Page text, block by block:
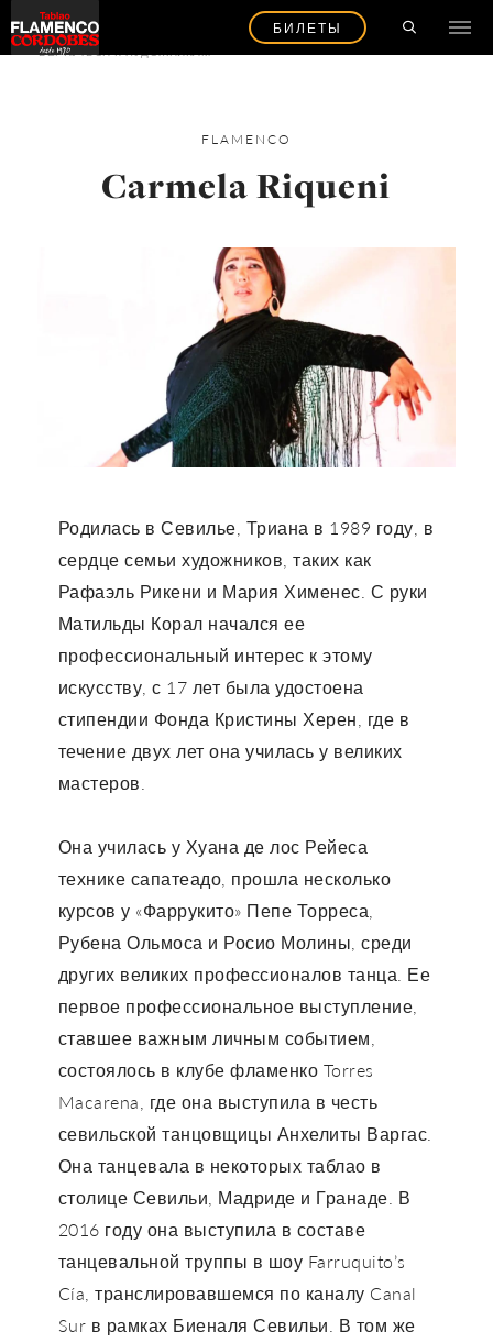
БИЛЕТЫ
ВЕРНУТЬСЯ К ХУДОЖНИКАМ
FLAMENCO
Carmela Riqueni
Родилась в Севилье, Триана в 1989 году, в
сердце семьи художников, таких как
Рафаэль Рикени и Мария Хименес. С руки
Матильды Корал начался ее
профессиональный интерес к этому
искусству, с 17 лет была удостоена
стипендии Фонда Кристины Херен, где в
течение двух лет она училась у великих
мастеров.
Она училась у Хуана де лос Рейеса
технике сапатеадо, прошла несколько
курсов у «Фаррукито» Пепе Торреса,
Рубена Ольмоса и Росио Молины, среди
других великих профессионалов танца. Ее
первое профессиональное выступление,
ставшее важным личным событием,
состоялось в клубе фламенко Torres
Macarena, где она выступила в честь
севильской танцовщицы Анхелиты Варгас.
Она танцевала в некоторых таблао в
столице Севильи, Мадриде и Гранаде. В
2016 году она выступила в составе
танцевальной труппы в шоу Farruquito’s
Cía, транслировавшемся по каналу Canal
Sur в рамках Биеналя Севильи. В том же